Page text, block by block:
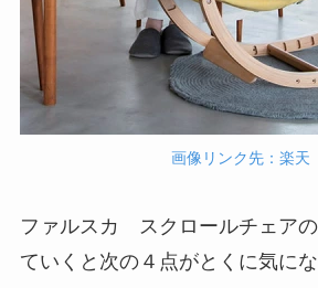
画像リンク先：楽天
ファルスカ スクロールチェア
ていくと次の４点がとくに気にな